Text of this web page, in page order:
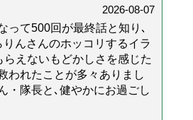
2026-08-07
って500回が最終話と知り､
んさんのホッコリするイラ
えないもどかしさを感じた
われたことが多々ありまし
・隊長と､健やかにお過ごし